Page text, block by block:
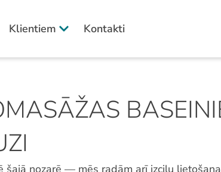
Klientiem Kontakti
nozarē — mēs radām arī izcilu